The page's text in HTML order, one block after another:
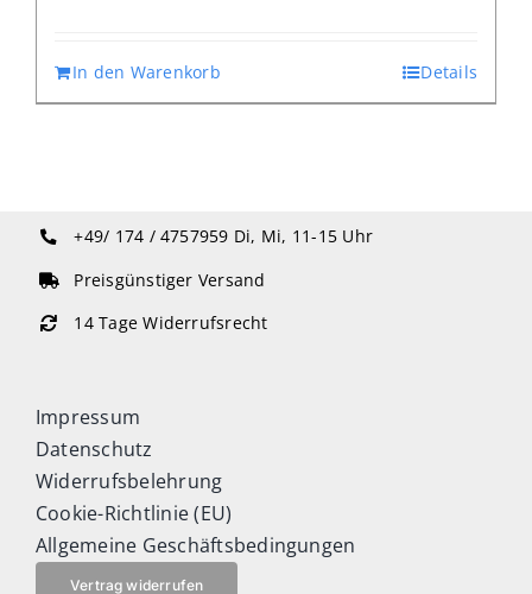
In den Warenkorb Details
+49/ 174 / 4757959 Di, Mi, 11-15 Uhr
Preisgünstiger Versand
14 Tage Widerrufsrecht
Impressum
Datenschutz
Widerrufsbelehrung
Cookie-Richtlinie (EU)
Allgemeine Geschäftsbedingungen
Vertrag widerrufen